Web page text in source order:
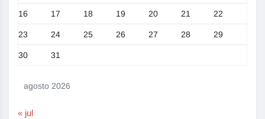
agosto 2026
16 17 18 19 20 21 22
23 24 25 26 27 28 29
30 31
« jul